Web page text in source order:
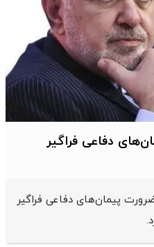
دفاعی فراگیر
پیمان‌های دفاعی فراگیر